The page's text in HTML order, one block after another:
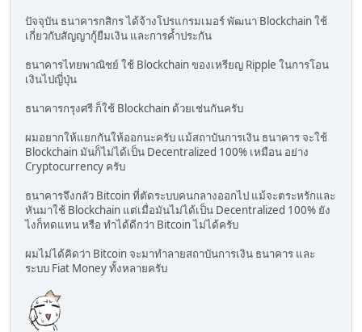
ปัจจุบัน ธนาคารกสิกร ได้จ้างโปรแกรมเมอร์ พัฒนา Blockchain ใช้
เกี่ยวกับสัญญากู้ยืมเงิน และการค้ำประกัน
ธนาคารไทยพาณิชย์ ใช้ Blockchain ของเหรียญ Ripple ในการโอน
เงินไปญี่ปุ่น
ธนาคารกรุงศรี ก็ใช้ Blockchain ด้วยเช่นกันครับ
ผมอยากให้แยกกันให้ออกนะครับ แม้สถาบันการเงิน ธนาคาร จะใช้
Blockchain มันก็ไม่ได้เป็น Decentralized 100% เหมือน อย่าง
Cryptocurrency ครับ
ธนาคารจึงกลัว Bitcoin ที่ตัดระบบคนกลางออกไป แม้จะตระหรักและ
หันมาใช้ Blockchain แต่เมื่อมันไม่ได้เป็น Decentralized 100% ยัง
ไงก็ทดแทน หรือ ทำได้ดีกว่า Bitcoin ไม่ได้ครับ
ผมไม่ได้คิดว่า Bitcoin จะมาทำลายสถาบันการเงิน ธนาคาร และ
ระบบ Fiat Money ทั้งหลายครับ